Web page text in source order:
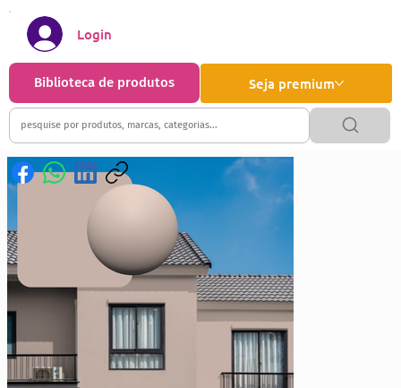
Seja premium
Biblioteca de produtos
Login